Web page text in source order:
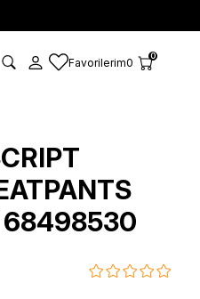
Favorilerim0 0
68498530